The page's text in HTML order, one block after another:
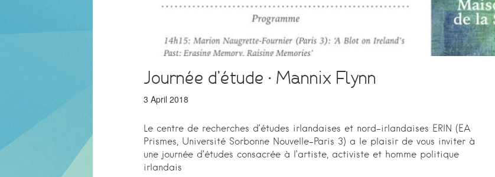
Journée d’étude • Mannix Flynn
3 April 2018
Le centre de recherches d’études irlandaises et nord-irlandaises ERIN (EA
Prismes, Université Sorbonne Nouvelle-Paris 3) a le plaisir de vous inviter à
une journée d’études consacrée à l’artiste, activiste et homme politique
irlandais